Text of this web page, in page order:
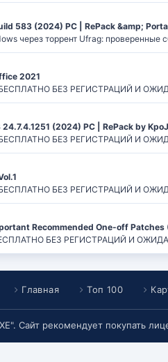
583 (2024) РС | RePack &amp;
через торрент Ufrag: проверенные
2021
БЕЗ РЕГИСТРАЦИЙ И
(2024) PC | RePack by
БЕЗ РЕГИСТРАЦИЙ И
БЕЗ РЕГИСТРАЦИЙ И
Recommended One-off Patches
БЕЗ РЕГИСТРАЦИЙ И
Главная Топ 100
Сайт рекомендует покупать